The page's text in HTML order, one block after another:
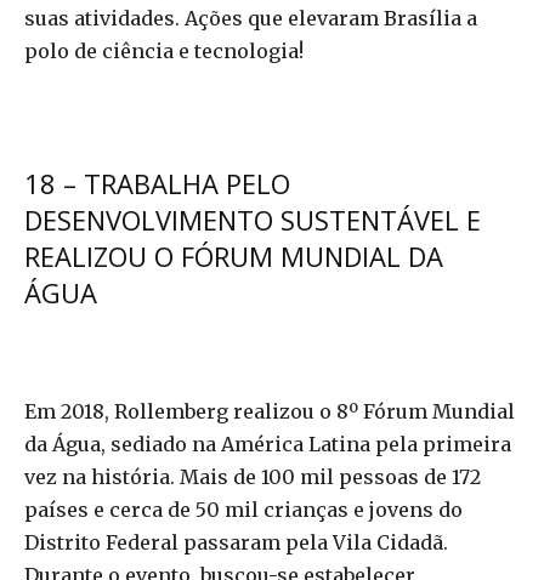
suas atividades. Ações que elevaram Brasília a
polo de ciência e tecnologia!
18 – TRABALHA PELO
DESENVOLVIMENTO SUSTENTÁVEL E
REALIZOU O FÓRUM MUNDIAL DA
ÁGUA
Em 2018, Rollemberg realizou o 8º Fórum Mundial
da Água, sediado na América Latina pela primeira
vez na história. Mais de 100 mil pessoas de 172
países e cerca de 50 mil crianças e jovens do
Distrito Federal passaram pela Vila Cidadã.